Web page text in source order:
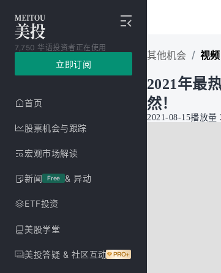
7,750 华语投资者正在使用
立即订阅
首页
股票机会与跟踪
宏观市场解读
新闻 Free & 异动
ETF投资
美股学堂
美投答疑 & 社区互动
其他机会 / 视频
2021年最
然！
2021-08-15播放量